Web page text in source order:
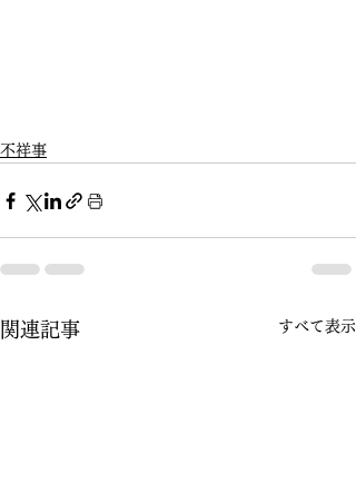
不祥事
関連記事 すべて表示